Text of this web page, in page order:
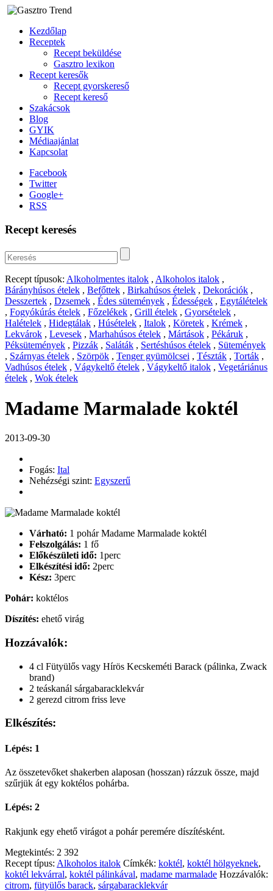
Kezdőlap
Receptek
Recept beküldése
Gasztro lexikon
Recept keresők
Recept gyorskereső
Recept kereső
Szakácsok
Blog
GYIK
Médiaajánlat
Kapcsolat
Facebook
Twitter
Google+
RSS
Recept keresés
Recept típusok: Alkoholmentes italok , Alkoholos italok ,
Bárányhúsos ételek , Befőttek , Birkahúsos ételek , Dekorációk ,
Desszertek , Dzsemek , Édes sütemények , Édességek , Egytálételek
, Fogyókúrás ételek , Főzelékek , Grill ételek , Gyorsételek ,
Halételek , Hidegtálak , Húsételek , Italok , Köretek , Krémek ,
Lekvárok , Levesek , Marhahúsos ételek , Mártások , Pékáruk ,
Péksütemények , Pizzák , Saláták , Sertéshúsos ételek , Sütemények
, Szárnyas ételek , Szörpök , Tenger gyümölcsei , Tészták , Torták ,
Vadhúsos ételek , Vágykeltő ételek , Vágykeltő italok , Vegetáriánus
ételek , Wok ételek
Madame Marmalade koktél
2013-09-30
Fogás: Ital
Nehézségi szint: Egyszerű
Várható: 1 pohár Madame Marmalade koktél
Felszolgálás: 1 fő
Előkészületi idő: 1perc
Elkészítési idő: 2perc
Kész: 3perc
Pohár: koktélos
Díszítés: ehető virág
Hozzávalók:
4 cl Fütyülős vagy Hírös Kecskeméti Barack (pálinka, Zwack
brand)
2 teáskanál sárgabaracklekvár
2 gerezd citrom friss leve
Elkészítés:
Lépés: 1
Az összetevőket shakerben alaposan (hosszan) rázzuk össze, majd
szűrjük át egy koktélos pohárba.
Lépés: 2
Rakjunk egy ehető virágot a pohár peremére díszítésként.
Megtekintés: 2 392
Recept típus: Alkoholos italok Címkék: koktél, koktél hölgyeknek,
koktél lekvárral, koktél pálinkával, madame marmalade Hozzávalók:
citrom, fütyülős barack, sárgabaracklekvár